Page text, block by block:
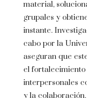
material,
grupales y
instante.
cabo por la
aseguran que
el
interpersonales
y la